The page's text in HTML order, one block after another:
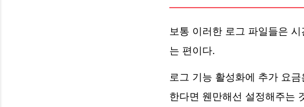
보통 이러한 로그 파일들은
는 편이다.
로그 기능 활성화에 추가 요
한다면 웬만해선 설정해주는